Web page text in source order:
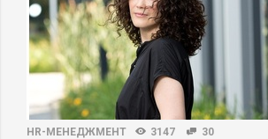
HR-МЕНЕДЖМЕНТ 3147 30